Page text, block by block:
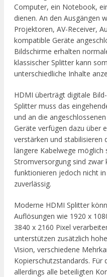
Computer, ein Notebook,
dienen. An den Ausgängen
Projektoren, AV-Receiver,
kompatible Geräte
Bildschirme erhalten
klassischer Splitter kann
unterschiedliche Inhalte
HDMI überträgt digitale
Splitter muss das
und an die
Geräte verfügen dazu über
verstärken und stabilisieren
längere Kabelwege möglich
Stromversorgung sind zwar
funktionieren jedoch nicht
zuverlässig.
Moderne HDMI Splitter
Auflösungen wie 1920 x
3840 x 2160 Pixel
unterstützen zusätzlich
Vision, verschiedene
Kopierschutzstandards. Für
allerdings alle beteiligten